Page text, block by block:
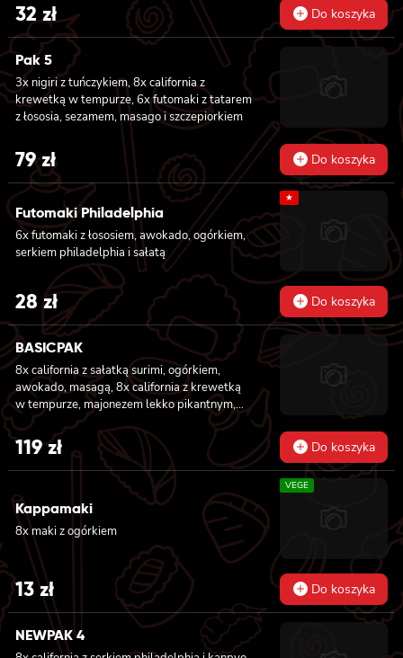
32zł Do koszyka
Pak 5
3x nigiri z tuńczykiem, 8x california z
krewetką w tempurze, 6x futomaki z tatarem
z łososia, sezamem, masago i szczepiorkiem
79zł Do koszyka
Futomaki Philadelphia
6x futomaki z łososiem, awokado, ogórkiem,
serkiem philadelphia i sałatą
★
28zł Do koszyka
BASICPAK
8x california z sałatką surimi, ogórkiem,
awokado, masagą, 8x california z krewetką
w tempurze, majonezem lekko pikantnym,
ogórkiem, sezamem i masago, 6x futomaki z
tuńczykiem, majonezem lekko pikantnym,
awokado, ogórkiem i sałatą, 6x futomaki z
pieczonym łososiem, ogórkiem, majonezem
lekko pikantnym, masago i sałatą, 6x
futomaki z krewetką w tempurze, ogórkiem,
sałatą i majonezem lekko pikantnym, 8x maki
z kanpyo
119zł Do koszyka
Kappamaki
8x maki z ogórkiem
VEGE
13zł Do koszyka
NEWPAK 4